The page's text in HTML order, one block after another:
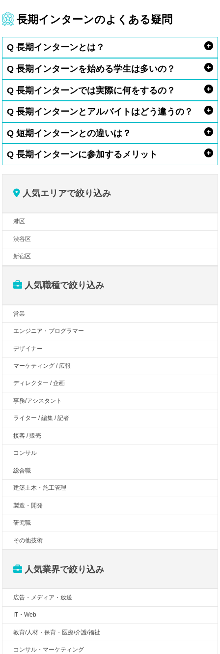
長期インターンのよくある疑問
Q 長期インターンとは？
Q 長期インターンを始める学生は多いの？
Q 長期インターンでは実際に何をするの？
Q 長期インターンとアルバイトはどう違うの？
Q 短期インターンとの違いは？
Q 長期インターンに参加するメリット
人気エリアで絞り込み
港区
渋谷区
新宿区
人気職種で絞り込み
営業
エンジニア・プログラマー
デザイナー
マーケティング / 広報
ディレクター / 企画
事務/アシスタント
ライター / 編集 / 記者
接客 / 販売
コンサル
総合職
建築土木・施工管理
製造・開発
研究職
その他技術
人気業界で絞り込み
広告・メディア・放送
IT・Web
教育/人材・保育・医療/介護/福祉
コンサル・マーケティング